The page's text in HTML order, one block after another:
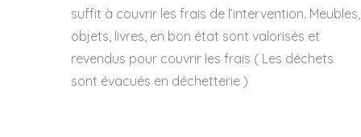
suffit à couvrir les frais de l’intervention. Meubles,
objets, livres, en bon état sont valorisés et
revendus pour couvrir les frais ( Les déchets
sont évacués en déchetterie )